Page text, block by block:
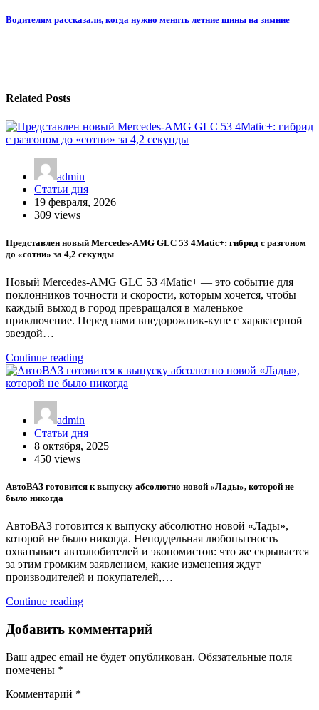
по
Водителям рассказали, когда нужно менять летние шины на зимние
Related Posts
admin
Статьи дня
19 февраля, 2026
309 views
Представлен новый Mercedes-AMG GLC 53 4Matic+: гибрид с разгоном
до «сотни» за 4,2 секунды
Новый Mercedes-AMG GLC 53 4Matic+ — это событие для
поклонников точности и скорости, которым хочется, чтобы
каждый выход в город превращался в маленькое
приключение. Перед нами внедорожник-купе с характерной
звездой…
Continue reading
admin
Статьи дня
8 октября, 2025
450 views
АвтоВАЗ готовится к выпуску абсолютно новой «Лады», которой не
было никогда
АвтоВАЗ готовится к выпуску абсолютно новой «Лады»,
которой не было никогда. Неподдельная любопытность
охватывает автолюбителей и экономистов: что же скрывается
за этим громким заявлением, какие изменения ждут
производителей и покупателей,…
Continue reading
Добавить комментарий
Ваш адрес email не будет опубликован. Обязательные поля
помечены *
Комментарий *